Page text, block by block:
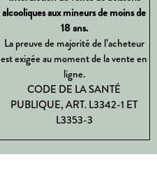
alcooliques aux mineurs de moins de
18 ans.
La preuve de majorité de l’acheteur
est exigée au moment de la vente en
ligne.
CODE DE LA SANTÉ
PUBLIQUE, ART. L3342-1 ET
L3353-3